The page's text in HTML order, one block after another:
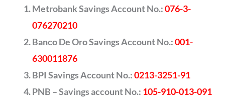
Metrobank Savings Account No.:076-3-
076270210
Banco De Oro Savings Account No.:001-
630011876
BPI Savings Account No.:0213-3251-91
PNB – Savings account No.: 105-910-013-091